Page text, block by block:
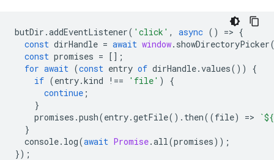
butDir .addEventListener( 'click' , async () => {
const dirHandle = await window. showDirectoryPicker
const promises = [];
for await (const entry of dirHandle.values())
{
if (entry.kind !== 'file' )
{
continue ;
}
promises .push(entry.getFile(). then((file) => `${
}
console. log(await Promise.all(promises));
});